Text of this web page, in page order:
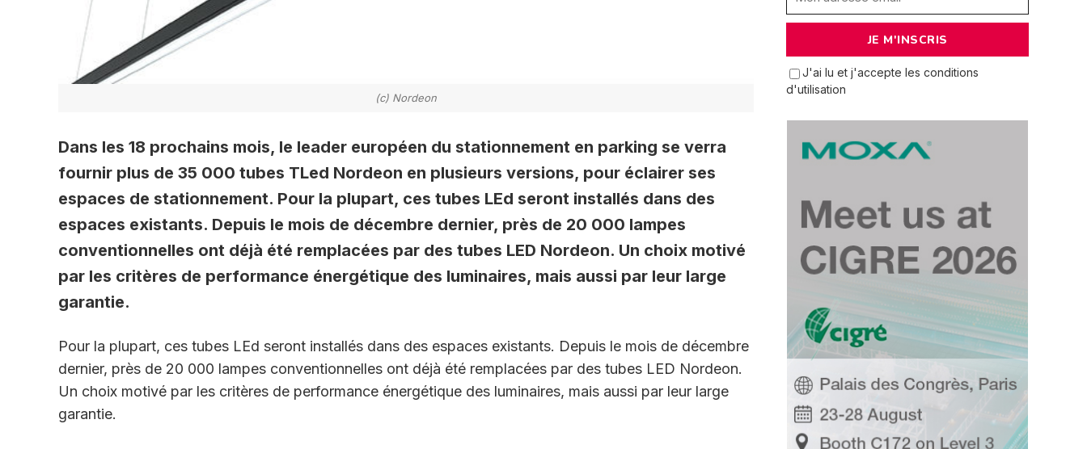
(c) Nordeon
Dans les 18 prochains mois, le leader européen du stationnement en parking se verra
fournir plus de 35 000 tubes TLed Nordeon en plusieurs versions, pour éclairer ses
espaces de stationnement. Pour la plupart, ces tubes LEd seront installés dans des
espaces existants. Depuis le mois de décembre dernier, près de 20 000 lampes
conventionnelles ont déjà été remplacées par des tubes LED Nordeon. Un choix motivé
par les critères de performance énergétique des luminaires, mais aussi par leur large
garantie.
Pour la plupart, ces tubes LEd seront installés dans des espaces existants. Depuis le mois de décembre
dernier, près de 20 000 lampes conventionnelles ont déjà été remplacées par des tubes LED Nordeon.
Un choix motivé par les critères de performance énergétique des luminaires, mais aussi par leur large
garantie.
J'ai lu et j'accepte les conditions
d'utilisation